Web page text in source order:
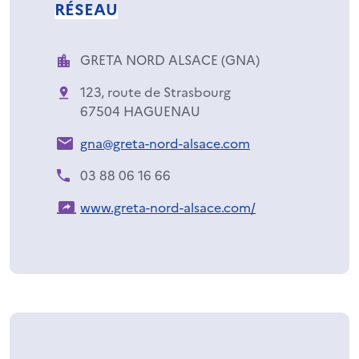
RÉSEAU
GRETA NORD ALSACE (GNA)
123, route de Strasbourg
67504 HAGUENAU
gna@greta-nord-alsace.com
03 88 06 16 66
www.greta-nord-alsace.com/